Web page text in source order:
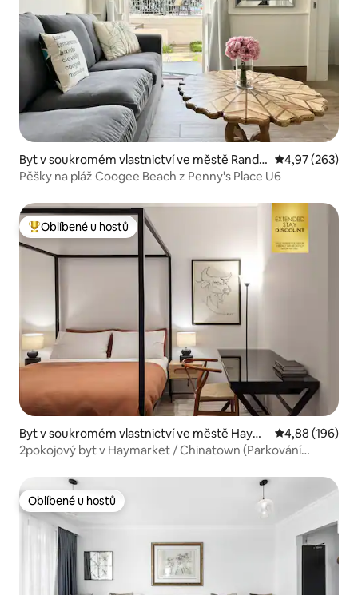
Byt v soukromém vlastnictví ve městě Randw
ick
Průměrné
4,97 (263)
Pěšky na pláž Coogee Beach z Penny's Place U6
Nejlepší v kategorii Oblíbené u hostů
Oblíbené u hostů
Byt v soukromém vlastnictví ve městě Haym
arket
Průměrné
4,88 (196)
2pokojový byt v Haymarket / Chinatown (Parkování
Oblíbené u hostů
Oblíbené u hostů